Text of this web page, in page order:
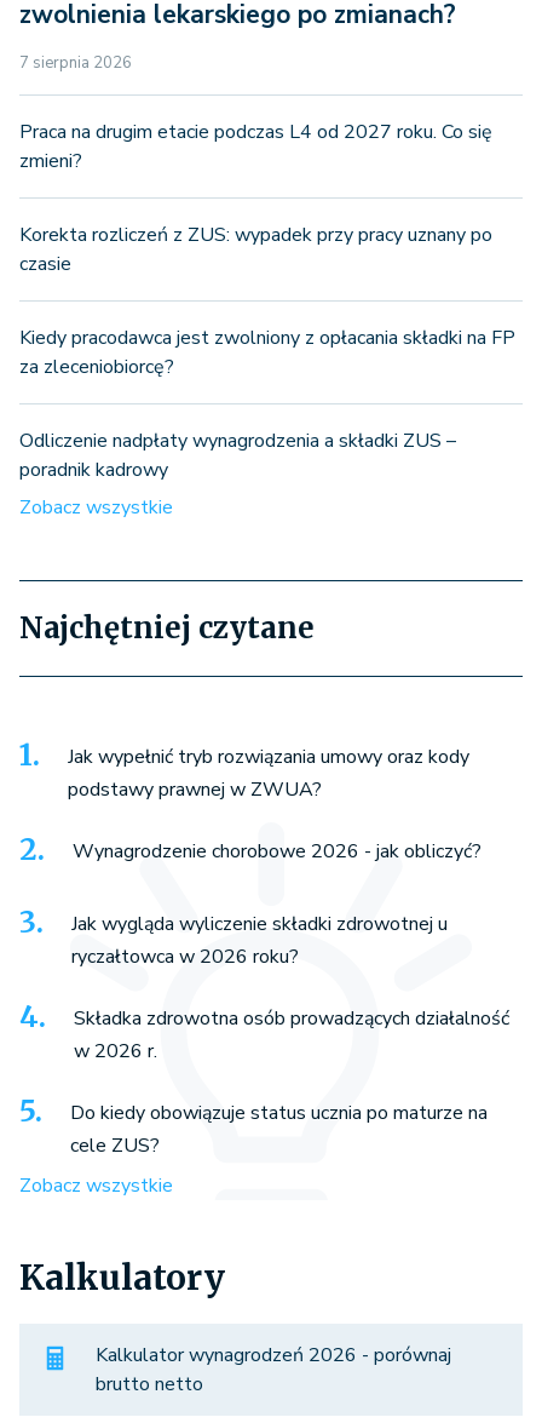
zwolnienia lekarskiego po zmianach?
7 sierpnia 2026
Praca na drugim etacie podczas L4 od 2027 roku. Co się
zmieni?
Korekta rozliczeń z ZUS: wypadek przy pracy uznany po
czasie
Kiedy pracodawca jest zwolniony z opłacania składki na FP
za zleceniobiorcę?
Odliczenie nadpłaty wynagrodzenia a składki ZUS –
poradnik kadrowy
Zobacz wszystkie
Najchętniej czytane
Jak wypełnić tryb rozwiązania umowy oraz kody
podstawy prawnej w ZWUA?
Wynagrodzenie chorobowe 2026 - jak obliczyć?
Jak wygląda wyliczenie składki zdrowotnej u
ryczałtowca w 2026 roku?
Składka zdrowotna osób prowadzących działalność
w 2026 r.
Do kiedy obowiązuje status ucznia po maturze na
cele ZUS?
Zobacz wszystkie
Kalkulatory
Kalkulator wynagrodzeń 2026 - porównaj
brutto netto